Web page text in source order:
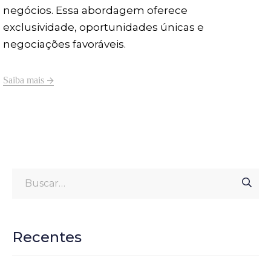
negócios. Essa abordagem oferece
exclusividade, oportunidades únicas e
negociações favoráveis.
Saiba mais
Recentes